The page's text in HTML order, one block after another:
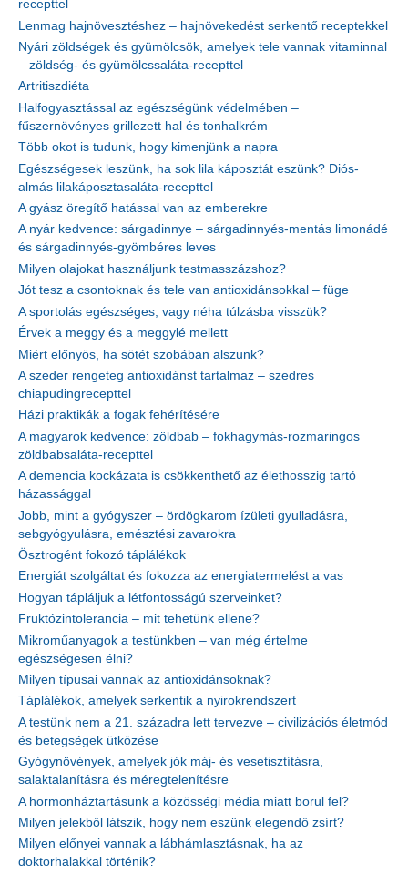
recepttel
Lenmag hajnövesztéshez – hajnövekedést serkentő receptekkel
Nyári zöldségek és gyümölcsök, amelyek tele vannak vitaminnal
– zöldség- és gyümölcssaláta-recepttel
Artritiszdiéta
Halfogyasztással az egészségünk védelmében –
fűszernövényes grillezett hal és tonhalkrém
Több okot is tudunk, hogy kimenjünk a napra
Egészségesek leszünk, ha sok lila káposztát eszünk? Diós-
almás lilakáposztasaláta-recepttel
A gyász öregítő hatással van az emberekre
A nyár kedvence: sárgadinnye – sárgadinnyés-mentás limonádé
és sárgadinnyés-gyömbéres leves
Milyen olajokat használjunk testmasszázshoz?
Jót tesz a csontoknak és tele van antioxidánsokkal – füge
A sportolás egészséges, vagy néha túlzásba visszük?
Érvek a meggy és a meggylé mellett
Miért előnyös, ha sötét szobában alszunk?
A szeder rengeteg antioxidánst tartalmaz – szedres
chiapudingrecepttel
Házi praktikák a fogak fehérítésére
A magyarok kedvence: zöldbab – fokhagymás-rozmaringos
zöldbabsaláta-recepttel
A demencia kockázata is csökkenthető az élethosszig tartó
házassággal
Jobb, mint a gyógyszer – ördögkarom ízületi gyulladásra,
sebgyógyulásra, emésztési zavarokra
Ösztrogént fokozó táplálékok
Energiát szolgáltat és fokozza az energiatermelést a vas
Hogyan tápláljuk a létfontosságú szerveinket?
Fruktózintolerancia – mit tehetünk ellene?
Mikroműanyagok a testünkben – van még értelme
egészségesen élni?
Milyen típusai vannak az antioxidánsoknak?
Táplálékok, amelyek serkentik a nyirokrendszert
A testünk nem a 21. századra lett tervezve – civilizációs életmód
és betegségek ütközése
Gyógynövények, amelyek jók máj- és vesetisztításra,
salaktalanításra és méregtelenítésre
A hormonháztartásunk a közösségi média miatt borul fel?
Milyen jelekből látszik, hogy nem eszünk elegendő zsírt?
Milyen előnyei vannak a lábhámlasztásnak, ha az
doktorhalakkal történik?